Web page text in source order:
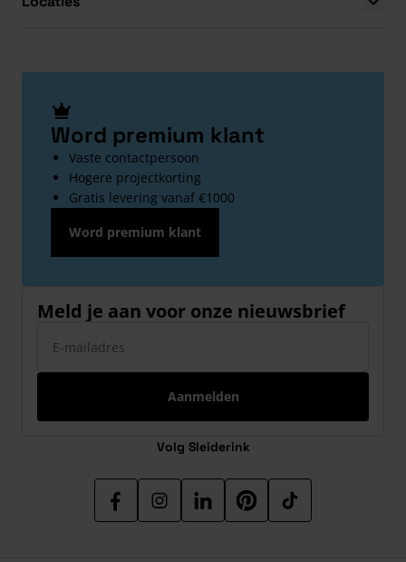
Word premium klant
Vaste contactpersoon
Hogere projectkorting
Gratis levering vanaf €1000
Word premium klant
Meld je aan voor onze nieuwsbrief
Aanmelden
Volg Sleiderink